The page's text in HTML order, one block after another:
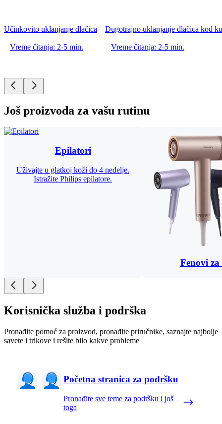
Učinkovito uklanjanje dlačica
Vreme čitanja: 2-5 min.
Dugotrajno uklanjanje dlačica kod
Vreme čitanja: 2-5 min.
Još proizvoda za vašu rutinu
Epilatori
Uživajte u glatkoj koži do 4 nedelje.
Istražite Philips epilatore.
Fenovi za
Korisnička služba i podrška
Pronađite pomoć za proizvod, pronađite priručnike, saznajte najbolje
savete i trikove i rešite bilo kakve probleme
Početna stranica za podršku
Pronađite sve teme za podršku i još
toga